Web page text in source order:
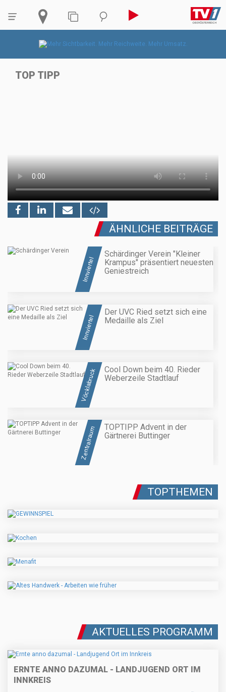
TOP TIPP
ÄHNLICHE BEITRÄGE
Innviertel
Schärdinger Verein "Kleiner
Krampus" präsentiert neuesten
Geniestreich
Innviertel
Der UVC Ried setzt sich eine
Medaille als Ziel
Vöcklabruck
Cool Down beim 40. Rieder
Weberzeile Stadtlauf
Zentralraum
TOPTIPP Advent in der
Gärtnerei Buttinger
TOPTHEMEN
AKTUELLES PROGRAMM
ERNTE ANNO DAZUMAL - LANDJUGEND ORT IM
INNKREIS